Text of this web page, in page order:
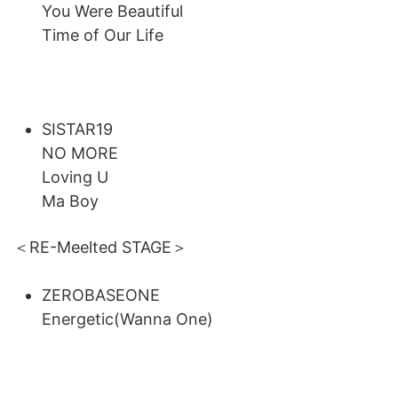
You Were Beautiful
Time of Our Life
SISTAR19
NO MORE
Loving U
Ma Boy
＜RE-Meelted STAGE＞
ZEROBASEONE
Energetic(Wanna One)